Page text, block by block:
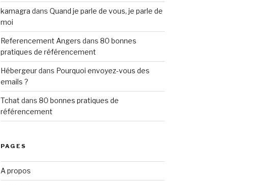
kamagra dans Quand je parle de vous, je parle de
moi
Referencement Angers dans 80 bonnes
pratiques de référencement
Hébergeurdans Pourquoi envoyez-vous des
emails ?
Tchat dans 80 bonnes pratiques de
référencement
PAGES
A propos